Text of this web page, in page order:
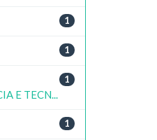
1
1
1
E TECN...
1